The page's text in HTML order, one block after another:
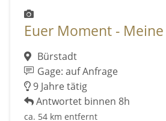
Euer Moment -
Bürstadt
Gage: auf Anfrage
9 Jahre tätig
Antwortet binnen 8h
ca. 54 km entfernt